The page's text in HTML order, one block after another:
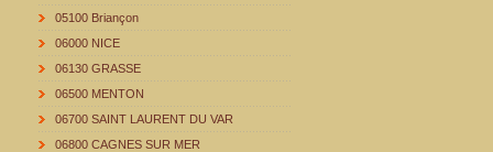
05100 Briançon
06000 NICE
06130 GRASSE
06500 MENTON
06700 SAINT LAURENT DU VAR
06800 CAGNES SUR MER